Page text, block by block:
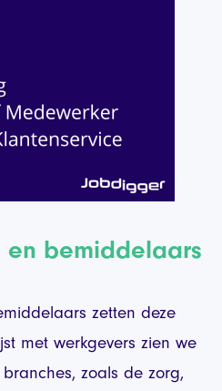
en bemiddelaars
zetten deze
met werkgevers zien we
zoals de zorg,